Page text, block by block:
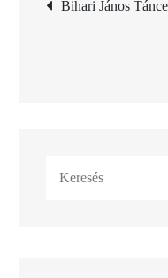
Bihari János